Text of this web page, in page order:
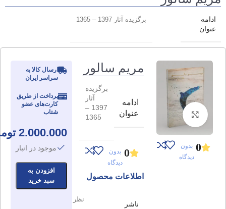
ادامه
عنوان
برگزیده آثار 1397 – 1365
برای بزرگنمایی کلیک کنید
0 بدون
دیدگاه
مریم سالور
ادامه
عنوان
برگزیده
آثار
1397 –
1365
0 بدون
دیدگاه
اطلاعات محصول
ناشر
نظر
ارسال کالا به
سراسر ایران
پرداخت از طریق
کارت‌های عضو
شتاب
2.000.000
موجود در انبار
افزودن به
سبد خرید